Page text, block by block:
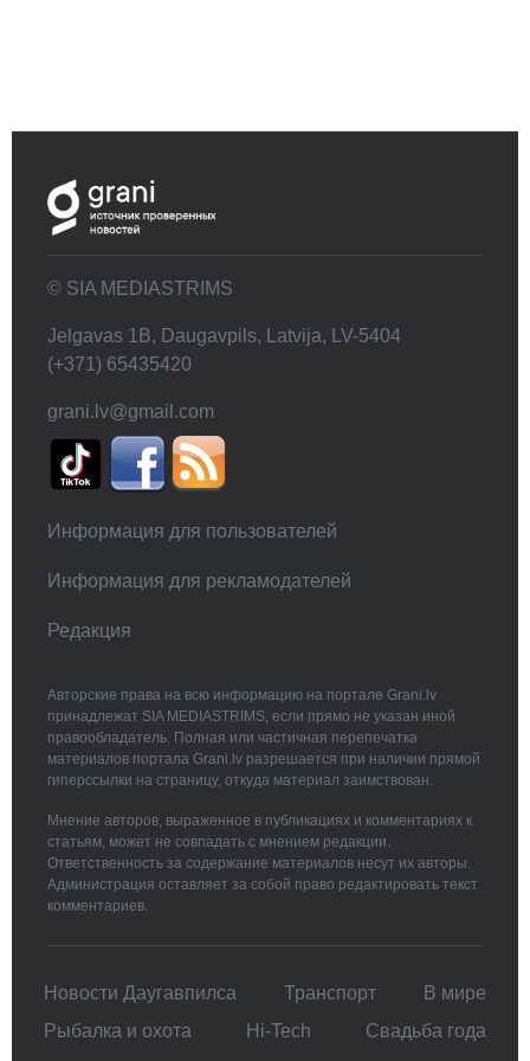
© SIA MEDIASTRIMS
Jelgavas 1B, Daugavpils, Latvija, LV-5404
(+371) 65435420
grani.lv@gmail.com
Информация для пользователей
Информация для рекламодателей
Редакция
Авторские права на всю информацию на портале Grani.lv
принадлежат SIA MEDIASTRIMS, если прямо не указан иной
правообладатель. Полная или частичная перепечатка
материалов портала Grani.lv разрешается при наличии прямой
гиперссылки на страницу, откуда материал заимствован.
Мнение авторов, выраженное в публикациях и комментариях к
статьям, может не совпадать с мнением редакции.
Ответственность за содержание материалов несут их авторы.
Администрация оставляет за собой право редактировать текст
комментариев.
Новости Даугавпилса Транспорт
В мире
Рыбалка и охота
Hi-Tech
Свадьбa года